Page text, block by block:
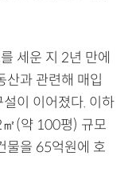
세운 지 2년 만에
산과 관련해 매입
이 이어졌다. 이하
(약 100평) 규모
물을 65억원에 호